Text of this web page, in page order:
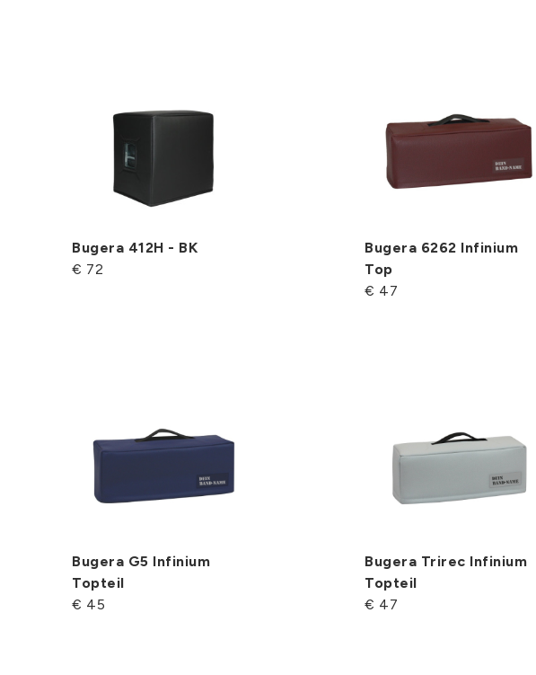
Bugera 412H - BK
€ 72
Bugera 6262 Infinium
Top
€ 47
Bugera G5 Infinium
Topteil
€ 45
Bugera Trirec Infinium
Topteil
€ 47